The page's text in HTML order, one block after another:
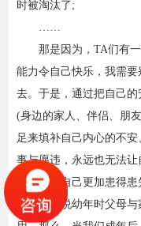
时被淘汰了;
那是因为，TA们有
能力令自己快乐，我需
去。于是，通过把自己
(身边的家人、伴侣、朋
足来填补自己内心的不
事与愿违，永远也无法
关系，令自己更加患得患
如果说幼年时父母